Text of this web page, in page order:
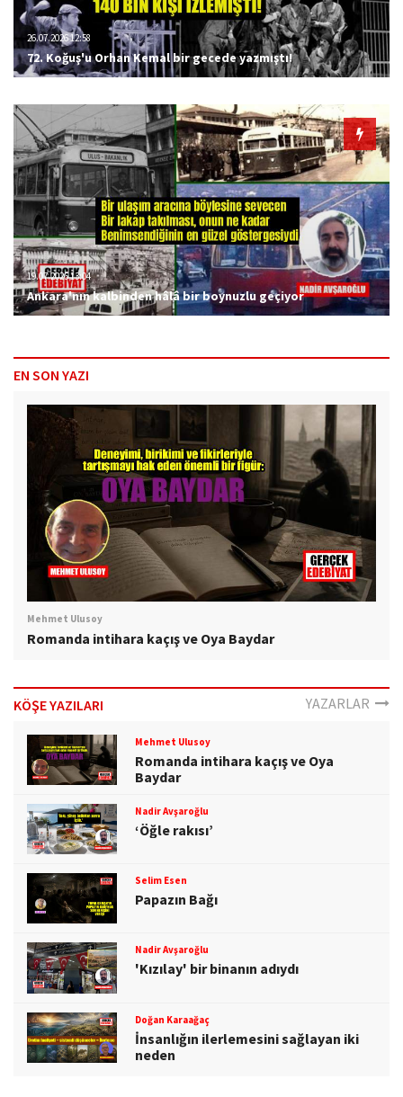
26.07.2026 12:58
72. Koğuş'u Orhan Kemal bir gecede yazmıştı!
19.07.2026 13:04
Ankara'nın kalbinden hâlâ bir boynuzlu geçiyor
EN SON YAZI
Mehmet Ulusoy
Romanda intihara kaçış ve Oya Baydar
KÖŞE YAZILARI YAZARLAR
Mehmet Ulusoy
Romanda intihara kaçış ve Oya
Baydar
Nadir Avşaroğlu
‘Öğle rakısı’
Selim Esen
Papazın Bağı
Nadir Avşaroğlu
'Kızılay' bir binanın adıydı
Doğan Karaağaç
İnsanlığın ilerlemesini sağlayan iki
neden